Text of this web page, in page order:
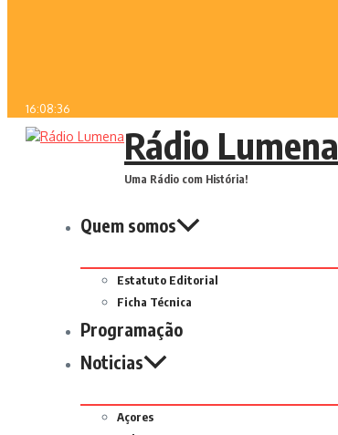
16:08:36
Rádio Lumena
Uma Rádio com História!
Quem somos
Estatuto Editorial
Ficha Técnica
Programação
Noticias
Açores